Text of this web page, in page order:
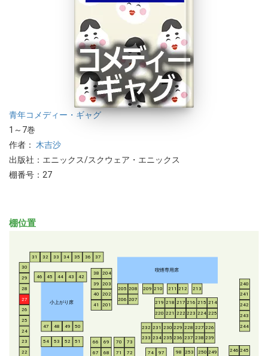
青年コメディー・ギャグ
1～7巻
作者： 木吉沙
出版社：エニックス/スクウェア・エニックス
棚番号：27
棚位置
小上がり席
喫煙専用席
22
23
24
25
26
27
28
29
30
31 32 33 34 35 36 37
38
39
40
41
42
43
44
45
46
47 48 49 50
51
52
53
54
66
67
68
69
70
71
72
73
74
97
98
201
202
203
204
205
206 207
208 209 210 211 212 213
214
215
216
217
218
219
220 221 222 223 224 225
226
227
228
229
230
231
232
233 234 235 236 237 238 239
240
241
242
243
244
245
246
249
250
253